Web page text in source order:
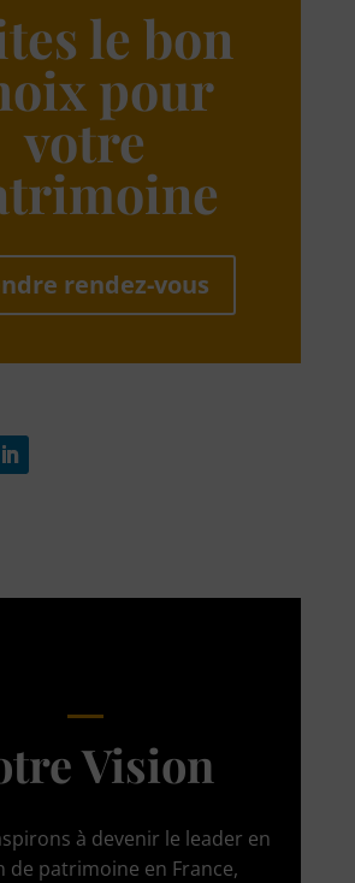
le bon
pour
votre
rendez-vous
Vision
à devenir le leader en
de patrimoine en France,